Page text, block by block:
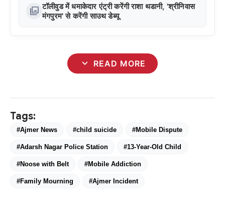
photo_library टॉलीवुड में धमाकेदार एंट्री करेंगी राशा थडानी, 'श्रीनिवास
मंगपुरम' से करेंगी साउथ डेब्यू
expand_more READ MORE
Tags:
#Ajmer News #child suicide #Mobile Dispute
#Adarsh ​​Nagar Police Station #13-Year-Old Child
#Noose with Belt #Mobile Addiction
#Family Mourning #Ajmer Incident